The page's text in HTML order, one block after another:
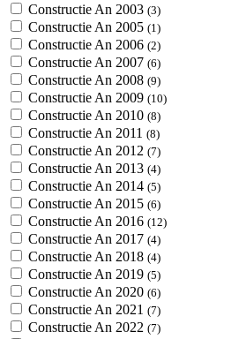
Constructie An 2003 (3)
Constructie An 2005 (1)
Constructie An 2006 (2)
Constructie An 2007 (6)
Constructie An 2008 (9)
Constructie An 2009 (10)
Constructie An 2010 (8)
Constructie An 2011 (8)
Constructie An 2012 (7)
Constructie An 2013 (4)
Constructie An 2014 (5)
Constructie An 2015 (6)
Constructie An 2016 (12)
Constructie An 2017 (4)
Constructie An 2018 (4)
Constructie An 2019 (5)
Constructie An 2020 (6)
Constructie An 2021 (7)
Constructie An 2022 (7)